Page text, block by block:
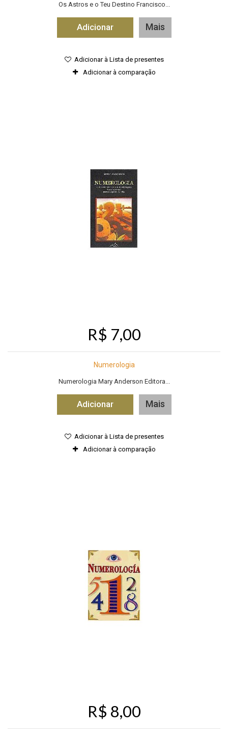
Os Astros e o Teu Destino Francisco...
Adicionar Mais
Adicionar à Lista de presentes
Adicionar à comparação
R$ 7,00
Numerologia
Numerologia Mary Anderson Editora...
Adicionar Mais
Adicionar à Lista de presentes
Adicionar à comparação
R$ 8,00